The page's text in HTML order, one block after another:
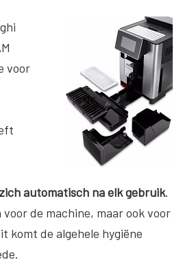
voor
automatisch na elk gebruik.
de machine, maar ook voor
komt de algehele hygiëne